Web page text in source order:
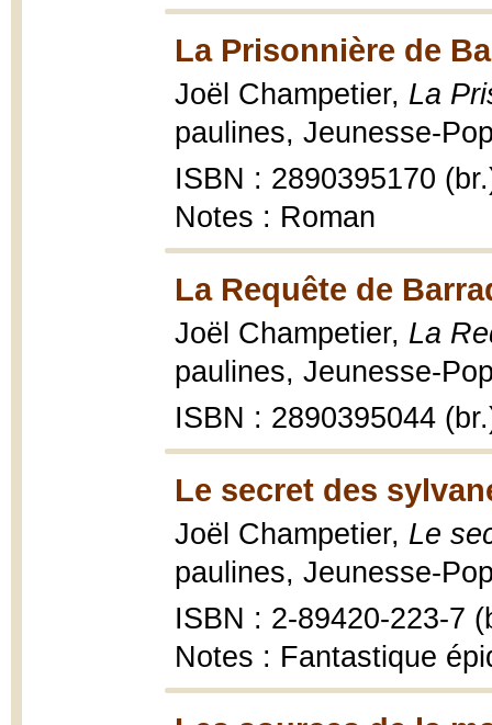
La Prisonnière de
Joël Champetier, La
paulines, Jeunesse-
ISBN : 2890395170
Notes : Roman
La Requête de
Joël Champetier, La
paulines, Jeunesse-
ISBN : 2890395044
Le secret des
Joël Champetier, Le
paulines, Jeunesse-
ISBN : 2-89420-223-7
Notes : Fantastique